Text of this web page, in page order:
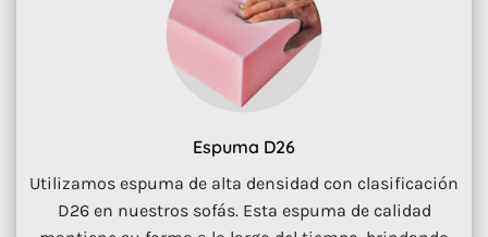
Espuma D26
Utilizamos espuma de alta densidad con clasificación
D26 en nuestros sofás. Esta espuma de calidad